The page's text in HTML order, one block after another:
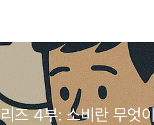
즈 4부: 소비란 무엇